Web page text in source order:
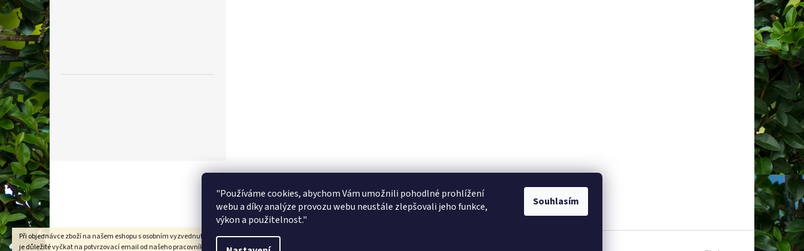
"Používáme cookies, abychom Vám umožnili pohodlné prohlížení
webu a díky analýze provozu webu neustále zlepšovali jeho funkce,
výkon a použitelnost."
Souhlasím
Při objednávce zboží na našem eshopu s osobním vyzvednutím na prodejně v Kadani
je důležité vyčkat na potvrzovací email od našeho pracovníka !!! Děkujeme za
Z
á
p
a
t
í
KRMIVA ENERGYS pro koně - GRANULE